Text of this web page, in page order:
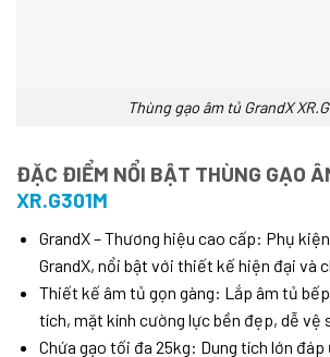
Thùng gạo âm tủ GrandX
ĐẶC ĐIỂM NỔI BẬT THÙNG GẠO
XR.G301M
GrandX – Thương hiệu cao cấp: Phụ
GrandX, nổi bật với thiết kế hiện đại và
Thiết kế âm tủ gọn gàng: Lắp âm tủ
tích, mặt kính cường lực bền đẹp, dễ vệ
Chứa gạo tối đa 25kg: Dung tích lớn đáp